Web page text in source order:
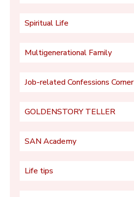
Spiritual Life
Multigenerational Family
Job-related Confessions Corner
GOLDENSTORY TELLER
SAN Academy
Life tips